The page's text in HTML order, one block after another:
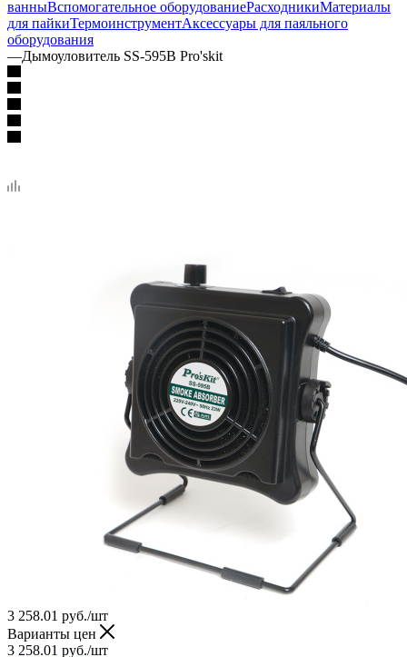
ванныВспомогательное оборудованиеРасходникиМатериалы
для пайкиТермоинструментАксессуары для паяльного
оборудования
—Дымоуловитель SS-595B Pro'skit
3 258.01 руб./шт
Варианты цен
3 258.01 руб./шт